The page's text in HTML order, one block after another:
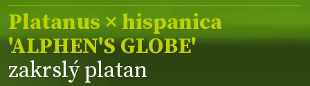
Platanus × hispanica
'ALPHEN'S GLOBE'
zakrslý platan